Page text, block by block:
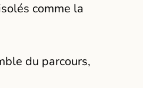
comme la
du parcours,